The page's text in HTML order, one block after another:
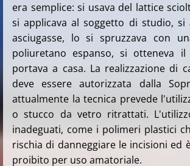
era semplice: si usava del lattice
si applicava al soggetto di studio, si
asciugasse, lo si spruzzava con
poliuretano espanso, si otteneva
portava a casa. La realizzazione di
deve essere autorizzata dalla
attualmente la tecnica prevede
o stucco da vetro ritrattati.
inadeguati, come i polimeri plastici
rischia di danneggiare le incisioni ed
proibito per uso amatoriale.